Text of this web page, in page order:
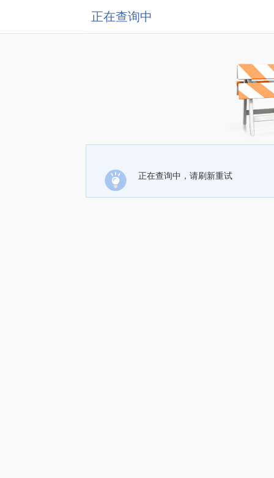
正在查询中
正在查询中，请刷新重试